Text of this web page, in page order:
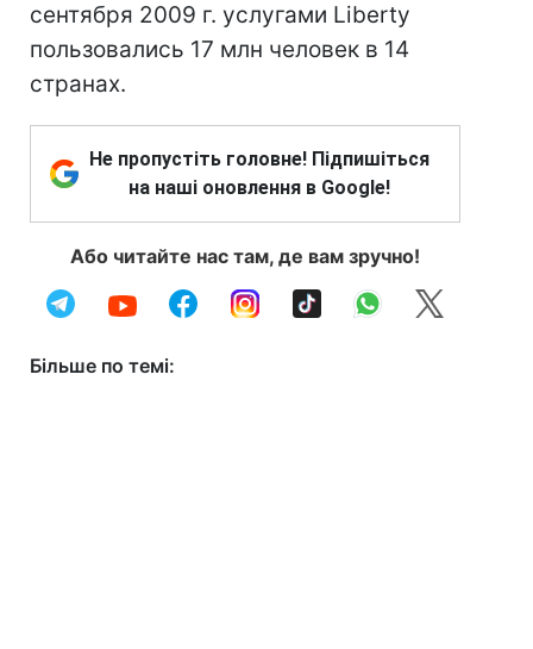
сентября 2009 г. услугами Liberty
пользовались 17 млн человек в 14
странах.
Не пропустіть головне! Підпишіться
на наші оновлення в Google!
Або читайте нас там, де вам зручно!
Більше по темі: